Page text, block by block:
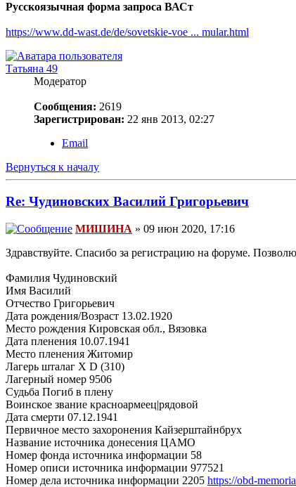
Русскоязычная форма запроса ВАСт
https://www.dd-wast.de/de/sovetskie-voe ... mular.html
Татьяна 49
Модератор
Сообщения: 2619
Зарегистрирован: 22 янв 2013, 02:27
Email
Вернуться к началу
Re: Чудиновских Василий Григорьевич
МИШИНА » 09 июн 2020, 17:16
Здравствуйте. Спасибо за регистрацию на форуме.
Фамилия Чудиновский
Имя Василий
Отчество Григорьевич
Дата рождения/Возраст 13.02.1920
Место рождения Кировская обл., Вязовка
Дата пленения 10.07.1941
Место пленения Житомир
Лагерь шталаг X D (310)
Лагерный номер 9506
Судьба Погиб в плену
Воинское звание красноармеец|рядовой
Дата смерти 07.12.1941
Первичное место захоронения Кайзерштайнбрух
Название источника донесения ЦАМО
Номер фонда источника информации 58
Номер описи источника информации 977521
Номер дела источника информации 2205 https://obd-